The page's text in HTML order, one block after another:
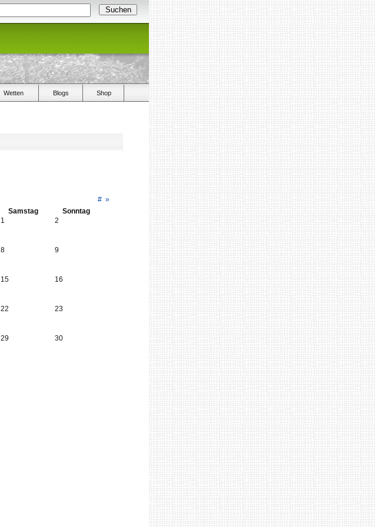
Wetten Blogs Shop
# »
Samstag
Sonntag
1
2
8 9
15 16
22 23
29 30